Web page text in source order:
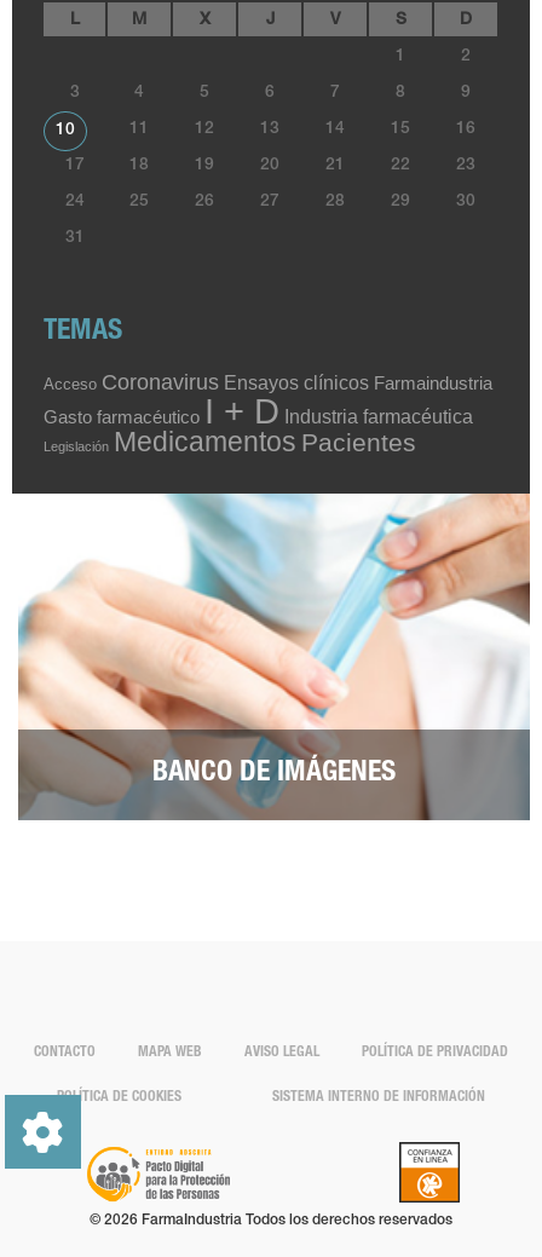
L M X J V S D
1 2
3 4 5 6 7 8 9
10 11 12 13 14 15 16
17 18 19 20 21 22 23
24 25 26 27 28 29 30
31
TEMAS
Acceso Coronavirus Ensayos clínicos Farmaindustria
Gasto farmacéutico I + D Industria farmacéutica
Legislación Medicamentos Pacientes
BANCO DE IMÁGENES
CONTACTO MAPA WEB AVISO LEGAL POLÍTICA DE PRIVACIDAD
POLÍTICA DE COOKIES SISTEMA INTERNO DE INFORMACIÓN
© 2026 FarmaIndustria Todos los derechos reservados